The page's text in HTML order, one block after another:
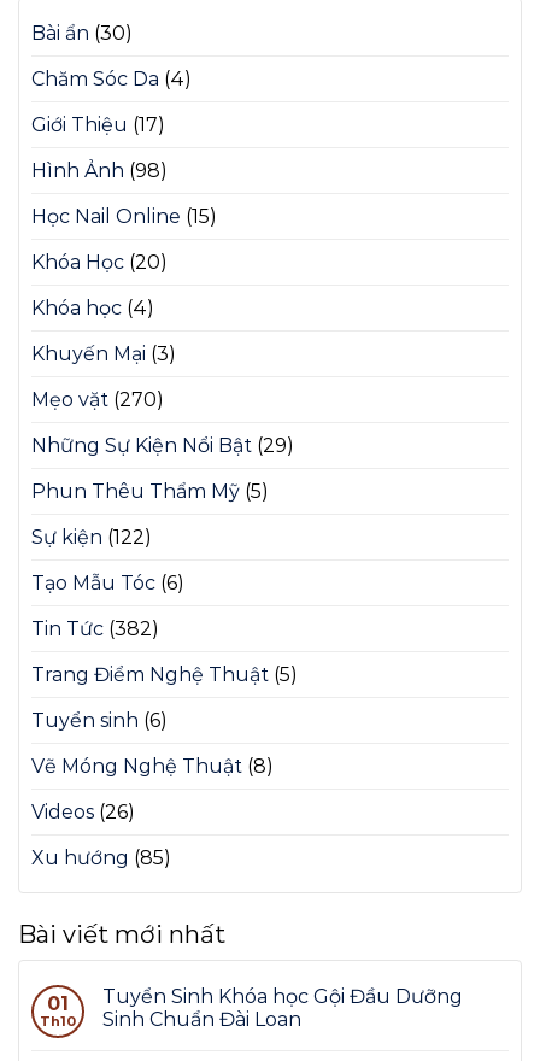
Bài ẩn (30)
Chăm Sóc Da (4)
Giới Thiệu (17)
Hình Ảnh (98)
Học Nail Online (15)
Khóa Học (20)
Khóa học (4)
Khuyến Mại (3)
Mẹo vặt (270)
Những Sự Kiện Nổi Bật (29)
Phun Thêu Thẩm Mỹ (5)
Sự kiện (122)
Tạo Mẫu Tóc (6)
Tin Tức (382)
Trang Điểm Nghệ Thuật (5)
Tuyển sinh (6)
Vẽ Móng Nghệ Thuật (8)
Videos (26)
Xu hướng (85)
Bài viết mới nhất
01
Th10
Tuyển Sinh Khóa học Gội Đầu Dưỡng
Sinh Chuẩn Đài Loan